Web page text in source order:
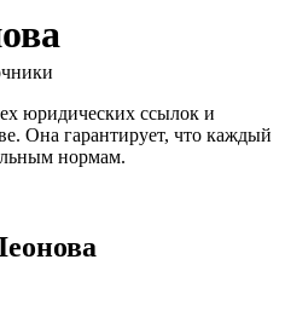
юридических ссылок и
Она гарантирует, что каждый
нормам.